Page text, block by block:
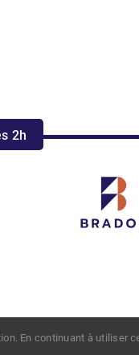
mètre carrés d’usine,
industrielles de
2h
En continuant à utiliser